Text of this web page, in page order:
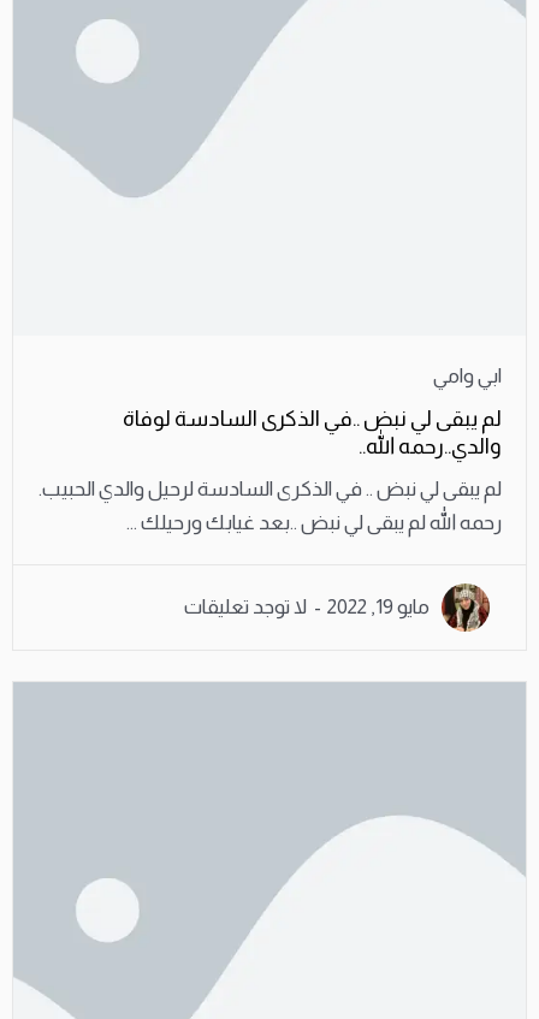
ابي وامي
لم يبقى لي نبض ..في الذكرى السادسة لوفاة
والدي..رحمه الله..
لم يبقى لي نبض .. في الذكرى السادسة لرحيل والدي الحبيب.
رحمه الله لم يبقى لي نبض ..بعد غيابك ورحيلك ...
مايو 19, 2022 لا توجد تعليقات